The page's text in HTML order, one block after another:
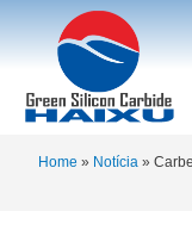
Home » Notícia »